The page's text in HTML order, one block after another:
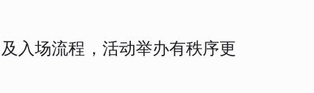
入场流程，活动举办有秩序更